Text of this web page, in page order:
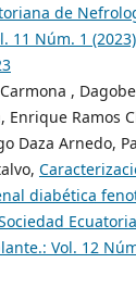
de
11 Núm. 1
,
Enrique Ramos
Daza Arnedo,
diabética
Vol. 12